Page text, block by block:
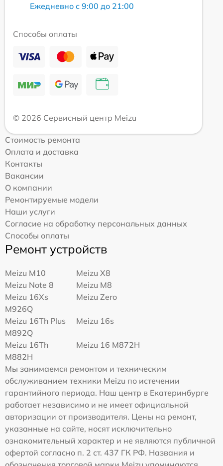
Ежедневно с 9:00 до 21:00
Способы оплаты
© 2026 Сервисный центр Meizu
Стоимость ремонта
Оплата и доставка
Контакты
Вакансии
О компании
Ремонтируемые модели
Наши услуги
Согласие на обработку персональных данных
Способы оплаты
Ремонт устройств
Meizu M10
Meizu X8
Meizu Note 8
Meizu M8
Meizu 16Xs
M926Q
Meizu Zero
Meizu 16Th Plus
M892Q
Meizu 16s
Meizu 16Th
M882H
Meizu 16 M872H
Мы занимаемся ремонтом и техническим
обслуживанием техники Meizu по истечении
гарантийного периода. Наш центр в Екатеринбурге
работает независимо и не имеет официальной
авторизации от производителя. Цены на ремонт,
указанные на сайте, носят исключительно
ознакомительный характер и не являются публичной
офертой согласно п. 2 ст. 437 ГК РФ. Названия и